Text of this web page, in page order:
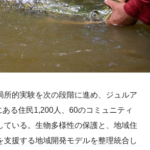
所的実験を次の段階に進め、ジュルア
ある住民1,200人、60のコミュニティ
ている。生物多様性の保護と、地域住
支援する地域開発モデルを整理統合し